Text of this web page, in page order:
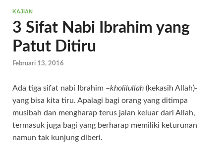
KAJIAN
3 Sifat Nabi Ibrahim yang
Patut Ditiru
Februari 13, 2016
Ada tiga sifat nabi Ibrahim –kholilullah (kekasih Allah)-
yang bisa kita tiru. Apalagi bagi orang yang ditimpa
musibah dan mengharap terus jalan keluar dari Allah,
termasuk juga bagi yang berharap memiliki keturunan
namun tak kunjung diberi.